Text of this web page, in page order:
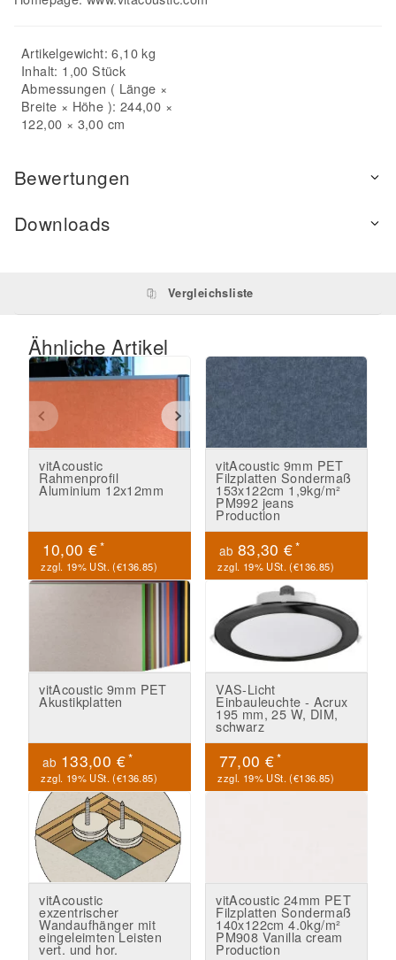
Artikelgewicht: 6,10 kg
Inhalt: 1,00 Stück
Abmessungen ( Länge ×
Breite × Höhe ): 244,00 ×
122,00 × 3,00 cm
Bewertungen
Downloads
Vergleichsliste
Ähnliche Artikel
vitAcoustic
Rahmenprofil
Aluminium 12x12mm
10,00 €*
zzgl. 19% USt. (€136.85)
vitAcoustic 9mm PET
Filzplatten Sondermaß
153x122cm 1,9kg/m²
PM992 jeans
Production
ab 83,30 €*
zzgl. 19% USt. (€136.85)
vitAcoustic 9mm PET
Akustikplatten
ab 133,00 €*
zzgl. 19% USt. (€136.85)
VAS-Licht
Einbauleuchte - Acrux
195 mm, 25 W, DIM,
schwarz
77,00 €*
zzgl. 19% USt. (€136.85)
vitAcoustic
exzentrischer
Wandaufhänger mit
eingeleimten Leisten
vert. und hor.
vitAcoustic 24mm PET
Filzplatten Sondermaß
140x122cm 4.0kg/m²
PM908 Vanilla cream
Production